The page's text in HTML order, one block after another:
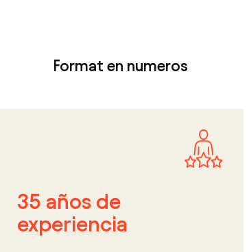
Format en numeros
35 años de
experiencia